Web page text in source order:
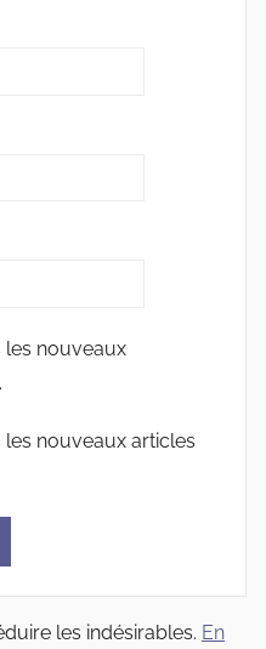
les nouveaux
nouveaux articles
les indésirables. En